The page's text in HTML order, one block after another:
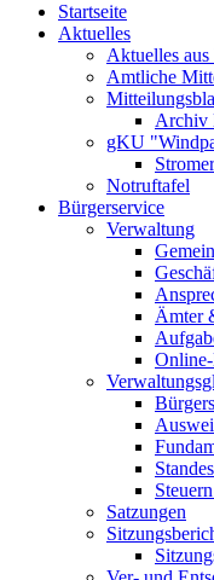
Startseite
Aktuelles
Aktuelles
Amtliche
Archiv
gKU
Notruftafel
Bürgerservice
Verwaltung
Ämter
Satzungen